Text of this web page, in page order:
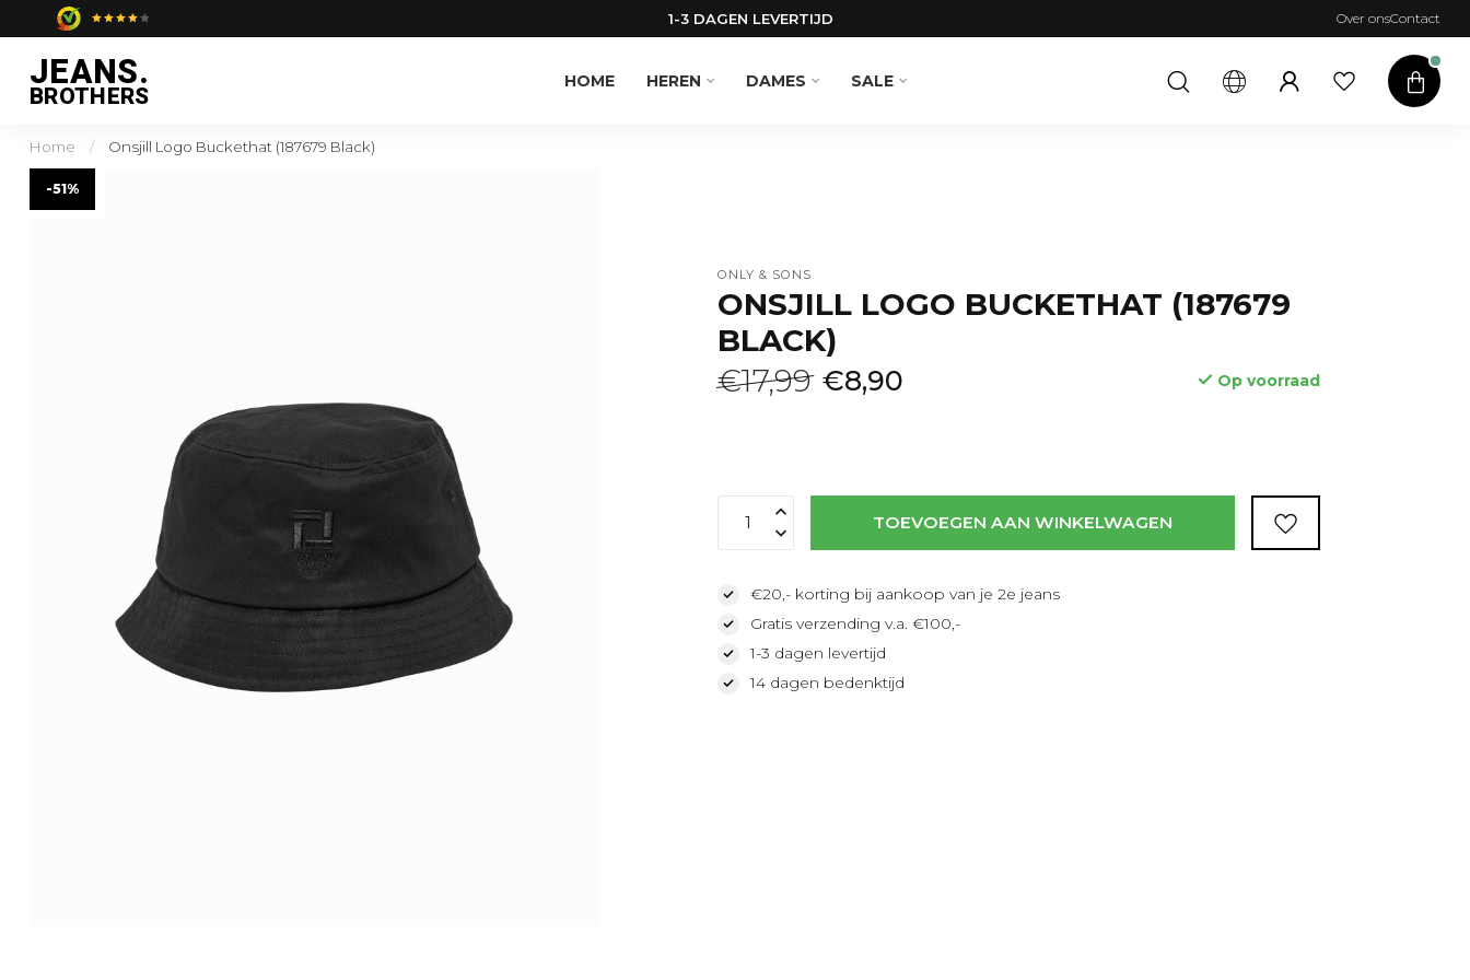
1-3 DAGEN LEVERTIJD Over onsContact
JEANS.
BROTHERS HOME HEREN DAMES SALE
Home / Onsjill Logo Buckethat (187679 Black)
-51%
ONLY & SONS
ONSJILL LOGO BUCKETHAT (187679
BLACK)
€17,99 €8,90 Op voorraad
TOEVOEGEN AAN WINKELWAGEN
€20,- korting bij aankoop van je 2e jeans
Gratis verzending v.a. €100,-
1-3 dagen levertijd
14 dagen bedenktijd